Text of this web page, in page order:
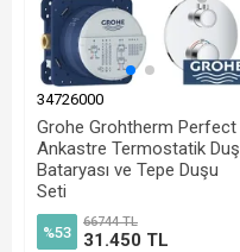
34726000
Grohe Grohtherm Perfect
Ankastre Termostatik Duş
Bataryası ve Tepe Duşu
Seti
%53
66744 TL
31.450 TL